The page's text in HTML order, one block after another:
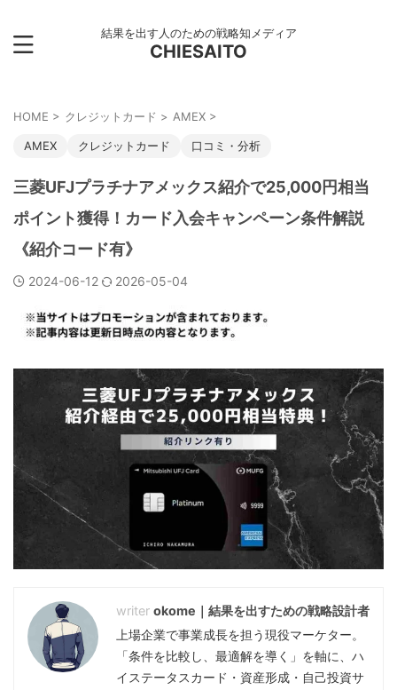
結果を出す人のための戦略知メディア
CHIESAITO
HOME > クレジットカード > AMEX >
AMEX クレジットカード 口コミ・分析
三菱UFJプラチナアメックス紹介で25,000円相当
ポイント獲得！カード入会キャンペーン条件解説
《紹介コード有》
2024-06-12 2026-05-04
okome｜結果を出すための戦略設計者
上場企業で事業成長を担う現役マーケター。
「条件を比較し、最適解を導く」を軸に、ハ
イステータスカード・資産形成・自己投資サ